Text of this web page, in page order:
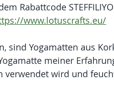
Rabattcode
www.lotuscrafts.eu/
sind Yogamatten aus
meiner
verwendet wird und